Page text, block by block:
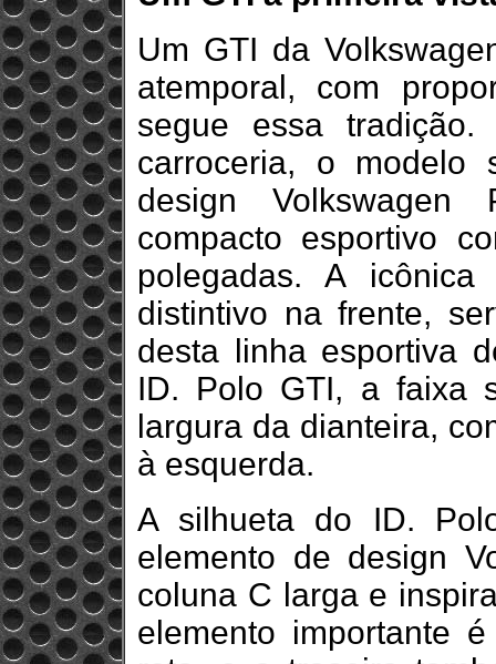
Um GTI da
atemporal, com
segue essa
carroceria, o modelo
design
compacto esportivo
polegadas. A
distintivo na frente,
desta linha esportiva
ID. Polo GTI, a faixa
largura da dianteira,
à esquerda.
A silhueta do ID.
elemento de design
coluna C larga e
elemento importante